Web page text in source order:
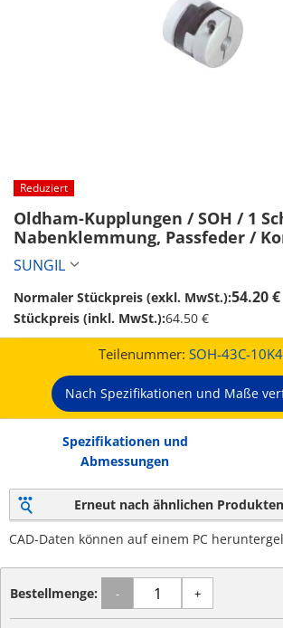
Reduziert
Oldham-Kupplungen / SOH / 1
Nabenklemmung, Passfeder /
Aluminium (SOH-43C-10K4X11)
SUNGIL
Normaler Stückpreis (exkl. MwSt.):54.20 €
Stückpreis (inkl. MwSt.):64.50 €
Teilenummer: SOH-43C-
Nach Spezifikationen und Maße
Spezifikationen und
Abmessungen
Erneut nach ähnlichen
CAD-Daten können auf einem PC
Bestellmenge: - +